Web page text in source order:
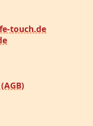
touch.de